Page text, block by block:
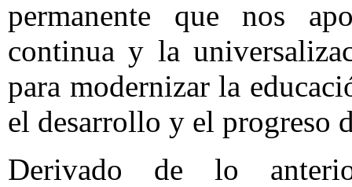
permanente que nos
continua y la
para modernizar la
el desarrollo y el progreso
Derivado de lo